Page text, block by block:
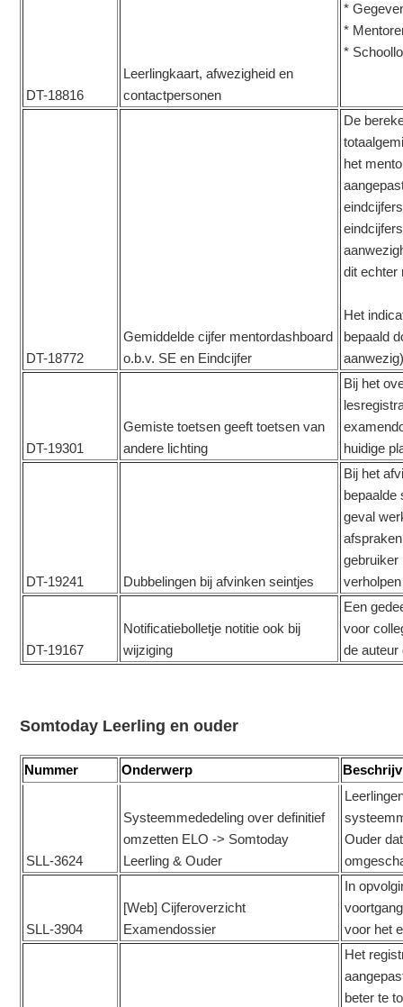
DT-18816
Leerlingkaart, afwezigheid en
contactpersonen
*
*
*
DT-18772
Gemiddelde cijfer mentordashboard
o.b.v. SE en Eindcijfer
De
het
dit echter
Het
bepaald
DT-19301
Gemiste toetsen geeft toetsen van
andere lichting
Bij het
huidige
DT-19241 Dubbelingen bij afvinken seintjes
Bij het
bepaalde
geval
gebruiker
DT-19167
Notificatiebolletje notitie ook bij
wijziging
Een
voor
de auteur
Somtoday Leerling en ouder
Nummer Onderwerp
SLL-3624
Systeemmededeling over definitief
omzetten ELO -> Somtoday
Leerling & Ouder
Ouder
SLL-3904
[Web] Cijferoverzicht
Examendossier
In
voor het
Het
beter te